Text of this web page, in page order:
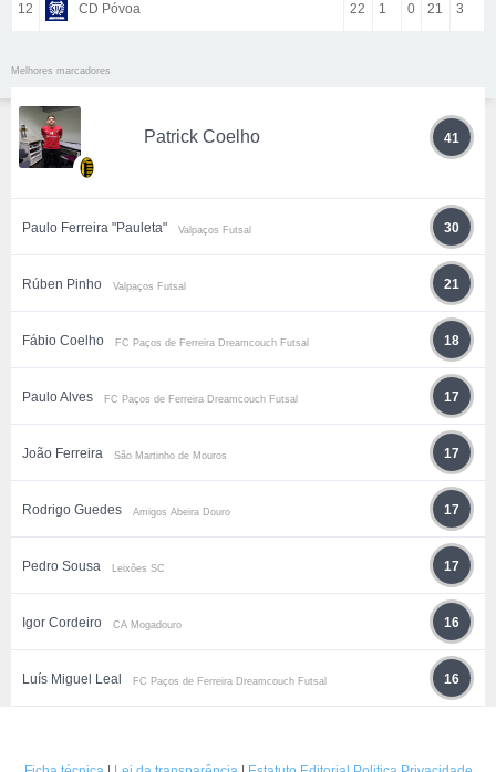
12 CD Póvoa 22 1 0 21 3
Melhores marcadores
Patrick Coelho 41
Paulo Ferreira "Pauleta" Valpaços Futsal 30
Rúben Pinho Valpaços Futsal 21
Fábio Coelho FC Paços de Ferreira Dreamcouch Futsal 18
Paulo Alves FC Paços de Ferreira Dreamcouch Futsal 17
João Ferreira São Martinho de Mouros 17
Rodrigo Guedes Amigos Abeira Douro 17
Pedro Sousa Leixões SC 17
Igor Cordeiro CA Mogadouro 16
Luís Miguel Leal FC Paços de Ferreira Dreamcouch Futsal 16